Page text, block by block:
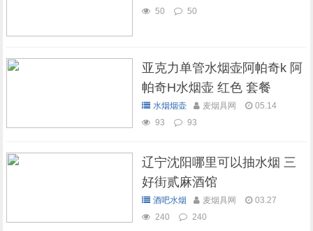
50
50
亚克力单管水烟壶阿帕奇k 阿
帕奇H水烟壶 红色 套餐
水烟烟壶 麦烟具网
05.14
93
93
辽宁沈阳哪里可以抽水烟 三
好街贰麻酒馆
酒吧水烟 麦烟具网
03.27
240
240